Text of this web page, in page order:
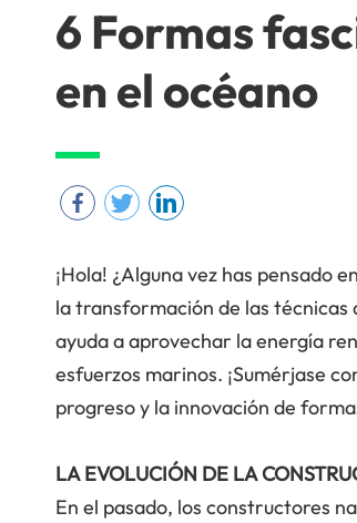
6 Formas
en el océano
¡Hola! ¿Alguna vez has pensado
la transformación de las técnicas
ayuda a aprovechar la energía
esfuerzos marinos. ¡Sumérjase
progreso y la innovación de
LA EVOLUCIÓN DE LA
En el pasado, los constructores